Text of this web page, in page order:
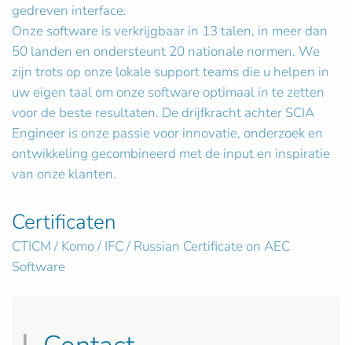
gedreven interface.
Onze software is verkrijgbaar in 13 talen, in meer dan
50 landen en ondersteunt 20 nationale normen. We
zijn trots op onze lokale support teams die u helpen in
uw eigen taal om onze software optimaal in te zetten
voor de beste resultaten. De drijfkracht achter SCIA
Engineer is onze passie voor innovatie, onderzoek en
ontwikkeling gecombineerd met de input en inspiratie
van onze klanten.
Certificaten
CTICM / Komo / IFC / Russian Certificate on AEC
Software